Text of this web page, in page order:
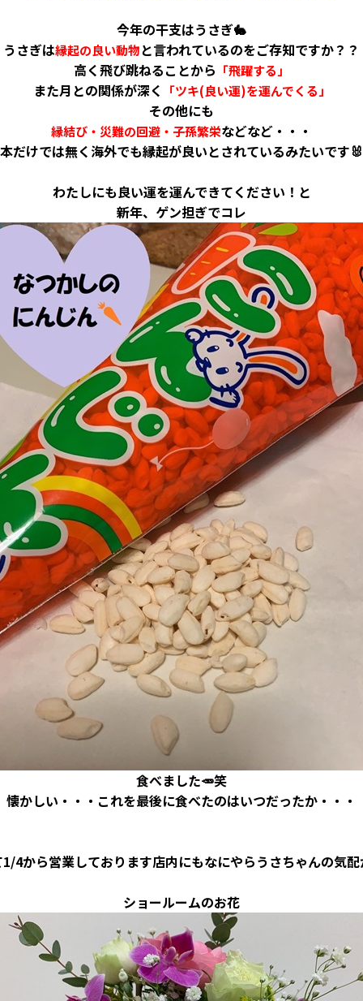
今年の干支はうさぎ🐇
うさぎは縁起の良い動物と言われているのをご存知ですか？？
高く飛び跳ねることから 「飛躍する」
また月との関係が深く 「ツキ(良い運)を運んでくる」
その他にも
縁結び・災難の回避・子孫繁栄などなど・・・
だけでは無く海外でも縁起が良いとされているみたいです
わたしにも良い運を運んできてください！と
新年、ゲン担ぎでコレ
食べました🥕笑
懐かしい・・・これを最後に食べたのはいつだったか・・・
4から営業しております店内にもなにやらうさちゃんの気
ショールームのお花